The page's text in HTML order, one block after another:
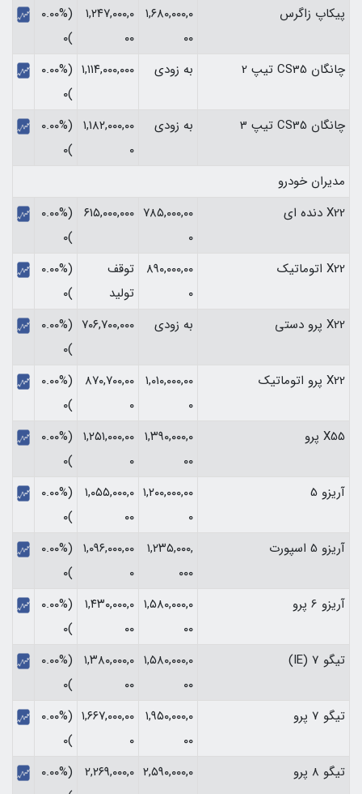
پیکاپ زاگرس
۱,۶۸۰,۰۰۰,۰
۰۰
۱,۲۴۷,۰۰۰,۰
۰۰
(۰.۰۰%
)۰
چانگان CS35 تیپ 2
به زودی ۱,۱۱۴,۰۰۰,۰۰۰
(۰.۰۰%
)۰
چانگان CS35 تیپ 3
به زودی
۱,۱۸۲,۰۰۰,۰۰
۰
(۰.۰۰%
)۰
مدیران خودرو
X22 دنده ای
۷۸۵,۰۰۰,۰۰
۰
۶۱۵,۰۰۰,۰۰۰
(۰.۰۰%
)۰
X22 اتوماتیک
۸۹۰,۰۰۰,۰۰
۰
توقف
تولید
(۰.۰۰%
)۰
X22 پرو دستی
به زودی ۷۰۶,۷۰۰,۰۰۰
(۰.۰۰%
)۰
X22 پرو اتوماتیک
۱,۰۱۰,۰۰۰,۰۰
۰
۸۷۰,۷۰۰,۰۰
۰
(۰.۰۰%
)۰
X55 پرو
۱,۳۹۰,۰۰۰,۰
۰۰
۱,۲۵۱,۰۰۰,۰۰
۰
(۰.۰۰%
)۰
آریزو 5
۱,۲۰۰,۰۰۰,۰۰
۰
۱,۰۵۵,۰۰۰,۰
۰۰
(۰.۰۰%
)۰
آریزو 5 اسپورت
۱,۲۳۵,۰۰۰,
۰۰۰
۱,۰۹۶,۰۰۰,۰۰
۰
(۰.۰۰%
)۰
آریزو 6 پرو
۱,۵۸۰,۰۰۰,۰
۰۰
۱,۴۳۰,۰۰۰,۰
۰۰
(۰.۰۰%
)۰
تیگو 7 (IE)
۱,۵۸۰,۰۰۰,۰
۰۰
۱,۳۸۰,۰۰۰,۰
۰۰
(۰.۰۰%
)۰
تیگو 7 پرو
۱,۹۵۰,۰۰۰,۰
۰۰
۱,۶۶۷,۰۰۰,۰۰
۰
(۰.۰۰%
)۰
تیگو 8 پرو
۲,۵۹۰,۰۰۰,۰ ۲,۲۶۹,۰۰۰,۰
(۰.۰۰%